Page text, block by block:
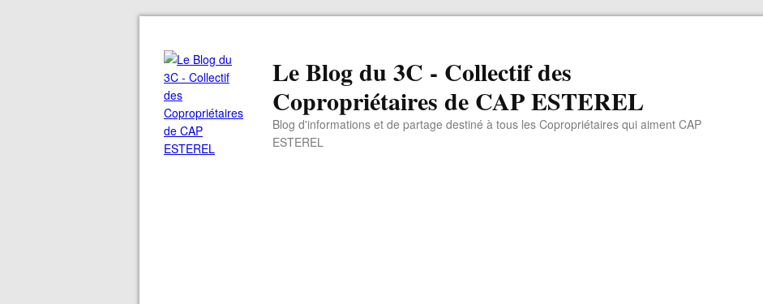
Le Blog du 3C - Collectif des
Copropriétaires de CAP ESTEREL
Blog d'informations et de partage destiné à tous les Copropriétaires qui aiment CAP
ESTEREL